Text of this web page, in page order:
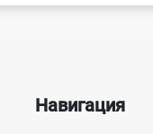
Навигация